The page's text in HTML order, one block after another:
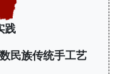
践
民族传统手工艺